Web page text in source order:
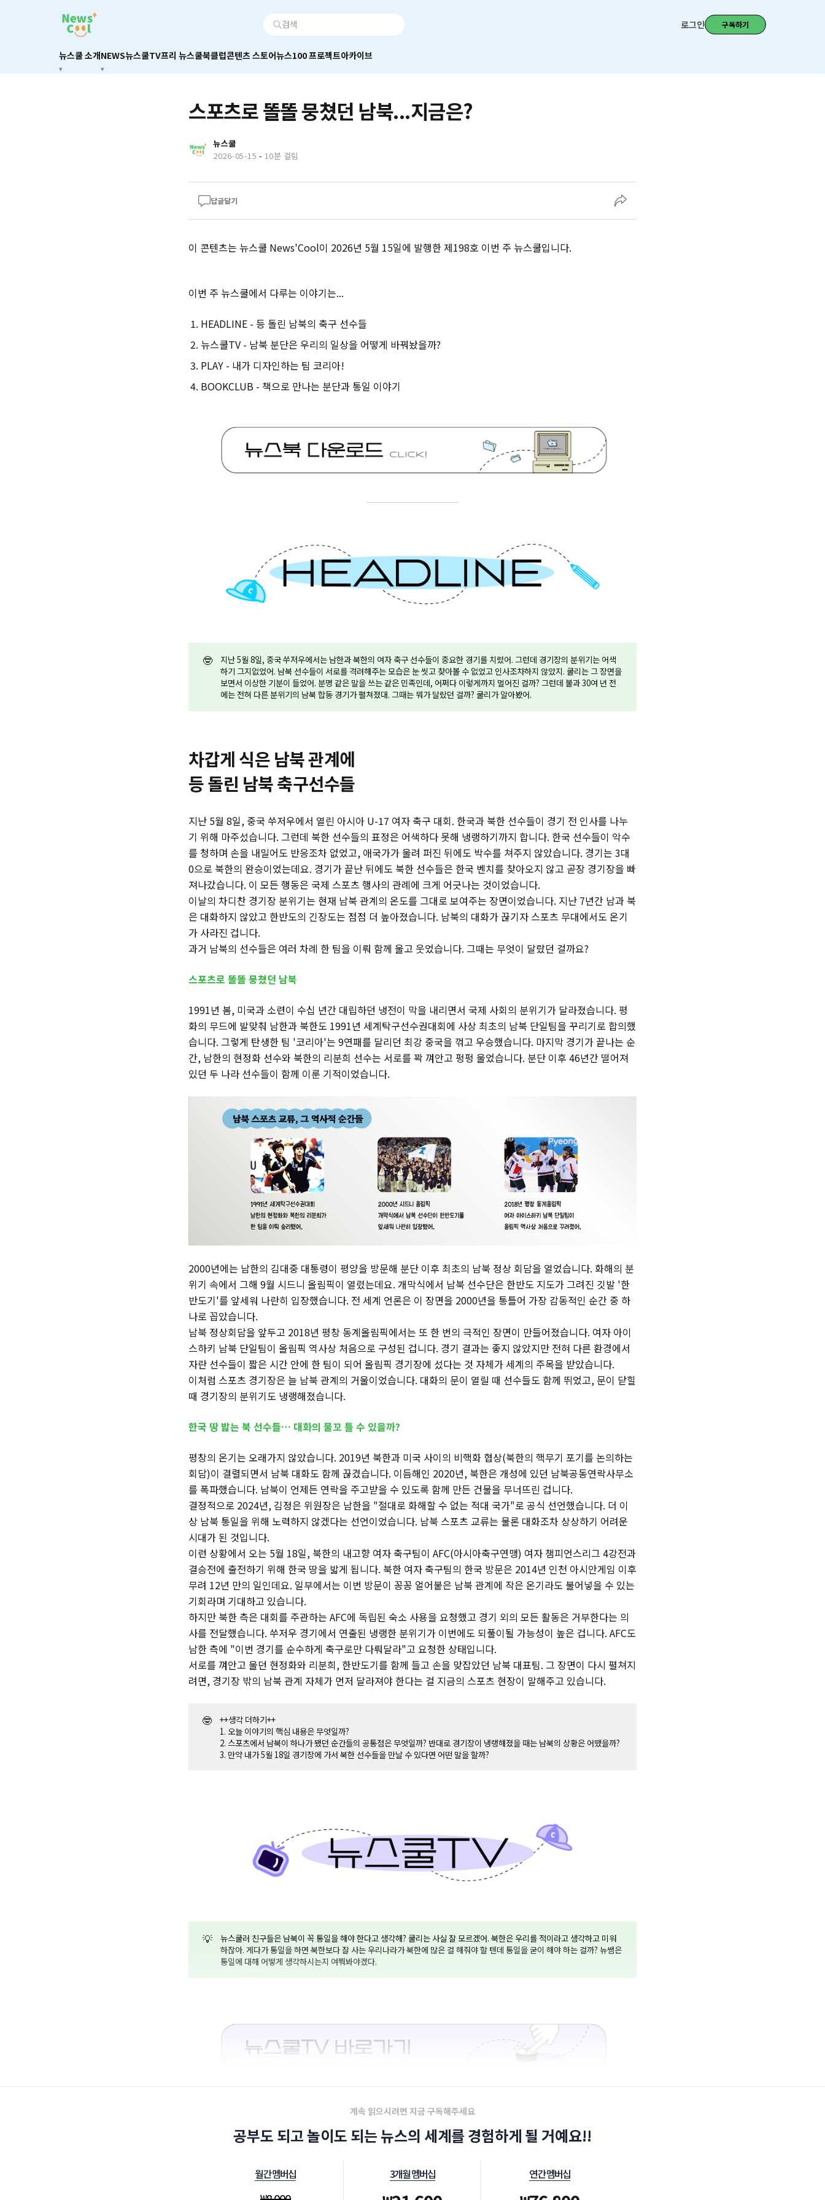
로그인 구독하기
뉴스쿨 소개NEWS뉴스쿨TV프리 뉴스쿨북클럽콘텐츠 스토어뉴스100 프로젝트아카이브
스포츠로 똘똘 뭉쳤던 남북...지금은?
뉴스쿨
2026-05-15 - 10분 걸림
답글달기
이 콘텐츠는 뉴스쿨 News'Cool이 2026년 5월 15일에 발행한 제198호 이번 주 뉴스쿨입니다.‌
이번 주 뉴스쿨에서 다루는 이야기는...
HEADLINE - 등 돌린 남북의 축구 선수들
뉴스쿨TV - 남북 분단은 우리의 일상을 어떻게 바꿔놨을까?
PLAY - 내가 디자인하는 팀 코리아!
BOOKCLUB - 책으로 만나는 분단과 통일 이야기
🤓
지난 5월 8일, 중국 쑤저우에서는 남한과 북한의 여자 축구 선수들이 중요한 경기를 치렀어. 그런데 경기장의 분위기는 어색
하기 그지없었어. 남북 선수들이 서로를 격려해주는 모습은 눈 씻고 찾아볼 수 없었고 인사조차하지 않았지. 쿨리는 그 장면을
보면서 이상한 기분이 들었어. 분명 같은 말을 쓰는 같은 민족인데, 어쩌다 이렇게까지 멀어진 걸까? 그런데 불과 30여 년 전
에는 전혀 다른 분위기의 남북 합동 경기가 펼쳐졌대. 그때는 뭐가 달랐던 걸까? 쿨리가 알아봤어.
차갑게 식은 남북 관계에
등 돌린 남북 축구선수들
지난 5월 8일, 중국 쑤저우에서 열린 아시아 U-17 여자 축구 대회. 한국과 북한 선수들이 경기 전 인사를 나누
기 위해 마주섰습니다. 그런데 북한 선수들의 표정은 어색하다 못해 냉랭하기까지 합니다. 한국 선수들이 악수
를 청하며 손을 내밀어도 반응조차 없었고, 애국가가 울려 퍼진 뒤에도 박수를 쳐주지 않았습니다. 경기는 3대
0으로 북한의 완승이었는데요. 경기가 끝난 뒤에도 북한 선수들은 한국 벤치를 찾아오지 않고 곧장 경기장을 빠
져나갔습니다. 이 모든 행동은 국제 스포츠 행사의 관례에 크게 어긋나는 것이었습니다.
이날의 차디찬 경기장 분위기는 현재 남북 관계의 온도를 그대로 보여주는 장면이었습니다. 지난 7년간 남과 북
은 대화하지 않았고 한반도의 긴장도는 점점 더 높아졌습니다. 남북의 대화가 끊기자 스포츠 무대에서도 온기
가 사라진 겁니다.
과거 남북의 선수들은 여러 차례 한 팀을 이뤄 함께 울고 웃었습니다. 그때는 무엇이 달랐던 걸까요?
스포츠로 똘똘 뭉쳤던 남북
1991년 봄, 미국과 소련이 수십 년간 대립하던 냉전이 막을 내리면서 국제 사회의 분위기가 달라졌습니다. 평
화의 무드에 발맞춰 남한과 북한도 1991년 세계탁구선수권대회에 사상 최초의 남북 단일팀을 꾸리기로 합의했
습니다. 그렇게 탄생한 팀 '코리아'는 9연패를 달리던 최강 중국을 꺾고 우승했습니다. 마지막 경기가 끝나는 순
간, 남한의 현정화 선수와 북한의 리분희 선수는 서로를 꽉 껴안고 펑펑 울었습니다. 분단 이후 46년간 떨어져
있던 두 나라 선수들이 함께 이룬 기적이었습니다.
2000년에는 남한의 김대중 대통령이 평양을 방문해 분단 이후 최초의 남북 정상 회담을 열었습니다. 화해의 분
위기 속에서 그해 9월 시드니 올림픽이 열렸는데요. 개막식에서 남북 선수단은 한반도 지도가 그려진 깃발 '한
반도기'를 앞세워 나란히 입장했습니다. 전 세계 언론은 이 장면을 2000년을 통틀어 가장 감동적인 순간 중 하
나로 꼽았습니다.
남북 정상회담을 앞두고 2018년 평창 동계올림픽에서는 또 한 번의 극적인 장면이 만들어졌습니다. 여자 아이
스하키 남북 단일팀이 올림픽 역사상 처음으로 구성된 겁니다. 경기 결과는 좋지 않았지만 전혀 다른 환경에서
자란 선수들이 짧은 시간 안에 한 팀이 되어 올림픽 경기장에 섰다는 것 자체가 세계의 주목을 받았습니다.
이처럼 스포츠 경기장은 늘 남북 관계의 거울이었습니다. 대화의 문이 열릴 때 선수들도 함께 뛰었고, 문이 닫힐
때 경기장의 분위기도 냉랭해졌습니다.
한국 땅 밟는 북 선수들… 대화의 물꼬 틀 수 있을까?
평창의 온기는 오래가지 않았습니다. 2019년 북한과 미국 사이의 비핵화 협상(북한의 핵무기 포기를 논의하는
회담)이 결렬되면서 남북 대화도 함께 끊겼습니다. 이듬해인 2020년, 북한은 개성에 있던 남북공동연락사무소
를 폭파했습니다. 남북이 언제든 연락을 주고받을 수 있도록 함께 만든 건물을 무너뜨린 겁니다.
결정적으로 2024년, 김정은 위원장은 남한을 "절대로 화해할 수 없는 적대 국가"로 공식 선언했습니다. 더 이
상 남북 통일을 위해 노력하지 않겠다는 선언이었습니다. 남북 스포츠 교류는 물론 대화조차 상상하기 어려운
시대가 된 것입니다.
이런 상황에서 오는 5월 18일, 북한의 내고향 여자 축구팀이 AFC(아시아축구연맹) 여자 챔피언스리그 4강전과
결승전에 출전하기 위해 한국 땅을 밟게 됩니다. 북한 여자 축구팀의 한국 방문은 2014년 인천 아시안게임 이후
무려 12년 만의 일인데요. 일부에서는 이번 방문이 꽁꽁 얼어붙은 남북 관계에 작은 온기라도 불어넣을 수 있는
기회라며 기대하고 있습니다.
하지만 북한 측은 대회를 주관하는 AFC에 독립된 숙소 사용을 요청했고 경기 외의 모든 활동은 거부한다는 의
사를 전달했습니다. 쑤저우 경기에서 연출된 냉랭한 분위기가 이번에도 되풀이될 가능성이 높은 겁니다. AFC도
남한 측에 "이번 경기를 순수하게 축구로만 다뤄달라"고 요청한 상태입니다.
서로를 껴안고 울던 현정화와 리분희, 한반도기를 함께 들고 손을 맞잡았던 남북 대표팀. 그 장면이 다시 펼쳐지
려면, 경기장 밖의 남북 관계 자체가 먼저 달라져야 한다는 걸 지금의 스포츠 현장이 말해주고 있습니다.
🤓
++생각 더하기++
1. 오늘 이야기의 핵심 내용은 무엇일까?
2. 스포츠에서 남북이 하나가 됐던 순간들의 공통점은 무엇일까? 반대로 경기장이 냉랭해졌을 때는 남북의 상황은 어땠을까?
3. 만약 내가 5월 18일 경기장에 가서 북한 선수들을 만날 수 있다면 어떤 말을 할까?
💡
뉴스쿨러 친구들은 남북이 꼭 통일을 해야 한다고 생각해? 쿨리는 사실 잘 모르겠어. 북한은 우리를 적이라고 생각하고 미워
하잖아. 게다가 통일을 하면 북한보다 잘 사는 우리나라가 북한에 많은 걸 해줘야 할 텐데 통일을 굳이 해야 하는 걸까? 뉴쌤은
통일에 대해 어떻게 생각하시는지 여쭤봐야겠다.
계속 읽으시려면 지금 구독해주세요
공부도 되고 놀이도 되는 뉴스의 세계를 경험하게 될 거예요!!
월간 멤버십 3개월 멤버십 연간 멤버십